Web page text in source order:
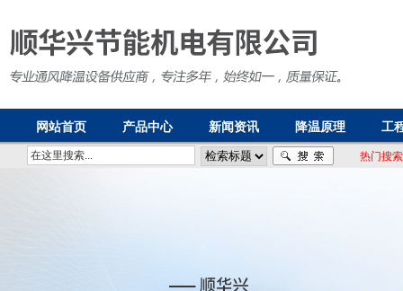
网站首页 产品中心 新闻资讯 降温原理 工
热门搜